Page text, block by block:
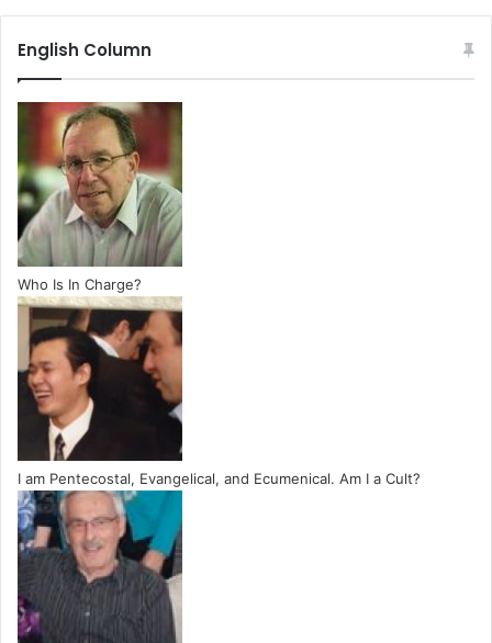
English Column
Who Is In Charge?
I am Pentecostal, Evangelical, and Ecumenical. Am I a Cult?